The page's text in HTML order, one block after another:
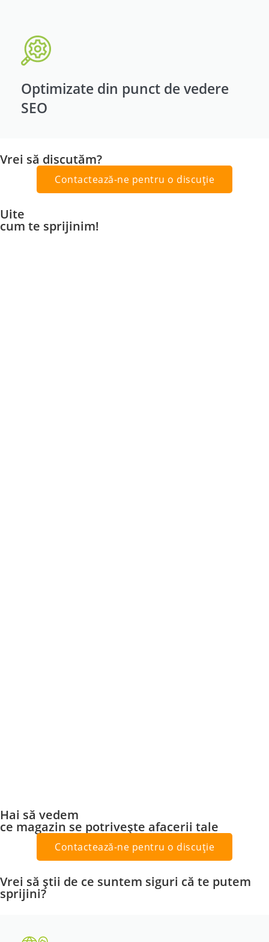
Optimizate din punct de vedere
SEO
Vrei să discutăm?
Contactează-ne pentru o discuție
Uite
cum te sprijinim!
Hai să vedem
ce magazin se potrivește afacerii tale
Contactează-ne pentru o discuție
Vrei să știi de ce suntem siguri că te putem
sprijini?